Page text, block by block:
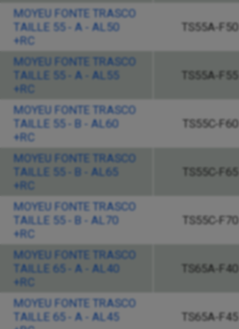
MOYEU FONTE TRASCO
TAILLE 55 - A - AL50
+RC
TS55A-F50
MOYEU FONTE TRASCO
TAILLE 55 - A - AL55
+RC
TS55A-F55
MOYEU FONTE TRASCO
TAILLE 55 - B - AL60
+RC
TS55C-F60
MOYEU FONTE TRASCO
TAILLE 55 - B - AL65
+RC
TS55C-F65
MOYEU FONTE TRASCO
TAILLE 55 - B - AL70
+RC
TS55C-F70
MOYEU FONTE TRASCO
TAILLE 65 - A - AL40
+RC
TS65A-F40
MOYEU FONTE TRASCO
TAILLE 65 - A - AL45
TS65A-F45